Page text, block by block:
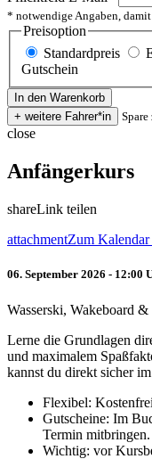
* notwendige Angaben,
Preisoption
Standardpreis
Gutschein
close
Anfängerkurs
shareLink teilen
attachmentZum
06. September 2026 - 12:00
Wasserski, Wakeboard
Lerne die Grundlagen
und maximalem
kannst du direkt sicher
Flexibel:
Gutscheine: Im
Termin mitbringen.
Wichtig: vor